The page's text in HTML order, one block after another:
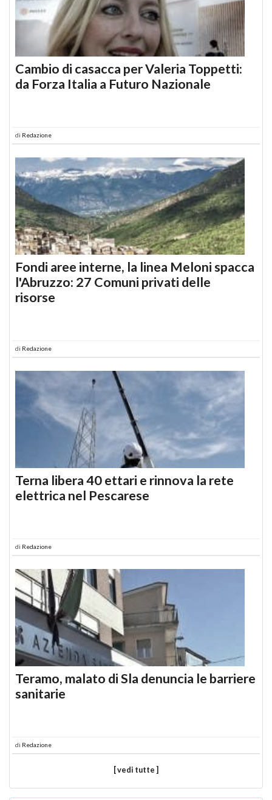
Cambio di casacca per Valeria Toppetti:
da Forza Italia a Futuro Nazionale
di Redazione
Fondi aree interne, la linea Meloni spacca
l'Abruzzo: 27 Comuni privati delle
risorse
di Redazione
Terna libera 40 ettari e rinnova la rete
elettrica nel Pescarese
di Redazione
Teramo, malato di Sla denuncia le barriere
sanitarie
di Redazione
[ vedi tutte ]